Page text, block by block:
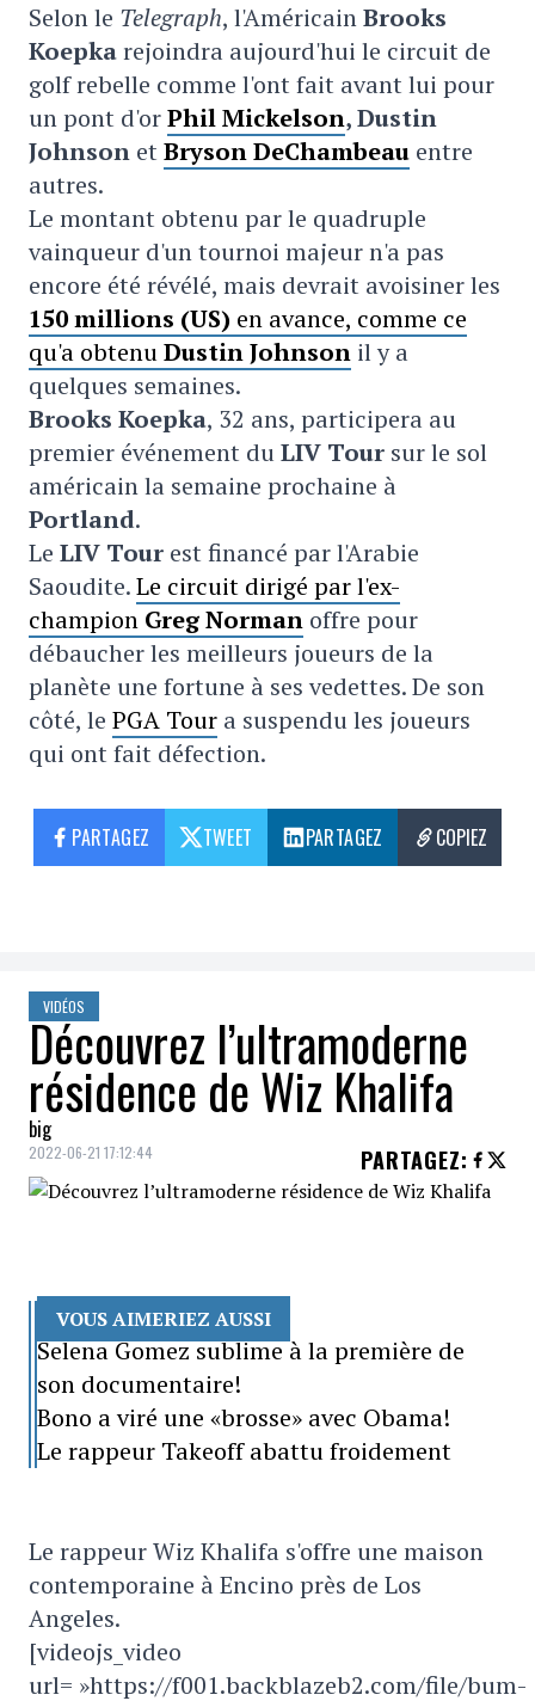
Selon le Telegraph, l'AméricainBrooks
Koepkarejoindra aujourd'hui le circuit de
golf rebelle comme l'ont fait avant lui pour
un pont d'orPhil Mickelson, Dustin
Johnson et Bryson DeChambeau entre
autres.
Le montant obtenu par le quadruple
vainqueur d'un tournoi majeur n'a pas
encore été révélé, mais devrait avoisiner les
150 millions (US) en avance, comme ce
qu'a obtenuDustin Johnson il y a
quelques semaines.
Brooks Koepka, 32 ans, participera au
premier événement duLIV Tour sur le sol
américain la semaine prochaine à
Portland.
Le LIV Tour est financé par l'Arabie
Saoudite.Le circuit dirigé par l'ex-
champion Greg Norman offre pour
débaucher les meilleurs joueurs de la
planète une fortune à ses vedettes. De son
côté, le PGA Tour a suspendu les joueurs
qui ont fait défection.
PARTAGEZ TWEET PARTAGEZ COPIEZ
VIDÉOS
Découvrez l’ultramoderne
résidence de Wiz Khalifa
big
2022-06-21 17:12:44 PARTAGEZ:
VOUS AIMERIEZ AUSSI
Selena Gomez sublime à la première de
son documentaire!
Bono a viré une «brosse» avec Obama!
Le rappeur Takeoff abattu froidement
Le rappeur Wiz Khalifa s'offre une maison
contemporaine à Encino près de Los
Angeles.
[videojs_video
url= »https://f001.backblazeb2.com/file/bum-